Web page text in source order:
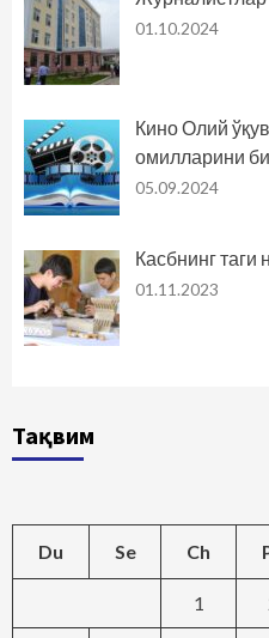
01.10.2024
Кино Олий
омилларини
05.09.2024
Касбнинг таги
01.11.2023
Тақвим
Du Se Ch
1